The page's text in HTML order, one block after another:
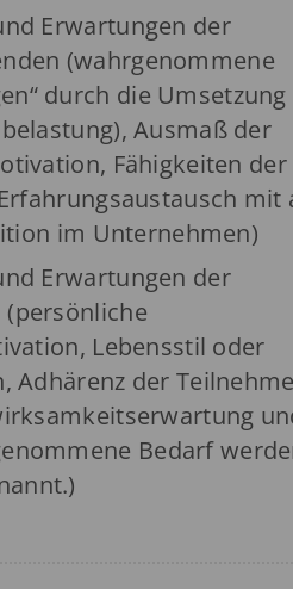
Erwartungen der
(wahrgenommene
durch die Umsetzung
Ausmaß der
Fähigkeiten der
mit
im Unternehmen)
Erwartungen der
Lebensstil oder
Adhärenz der
Bedarf